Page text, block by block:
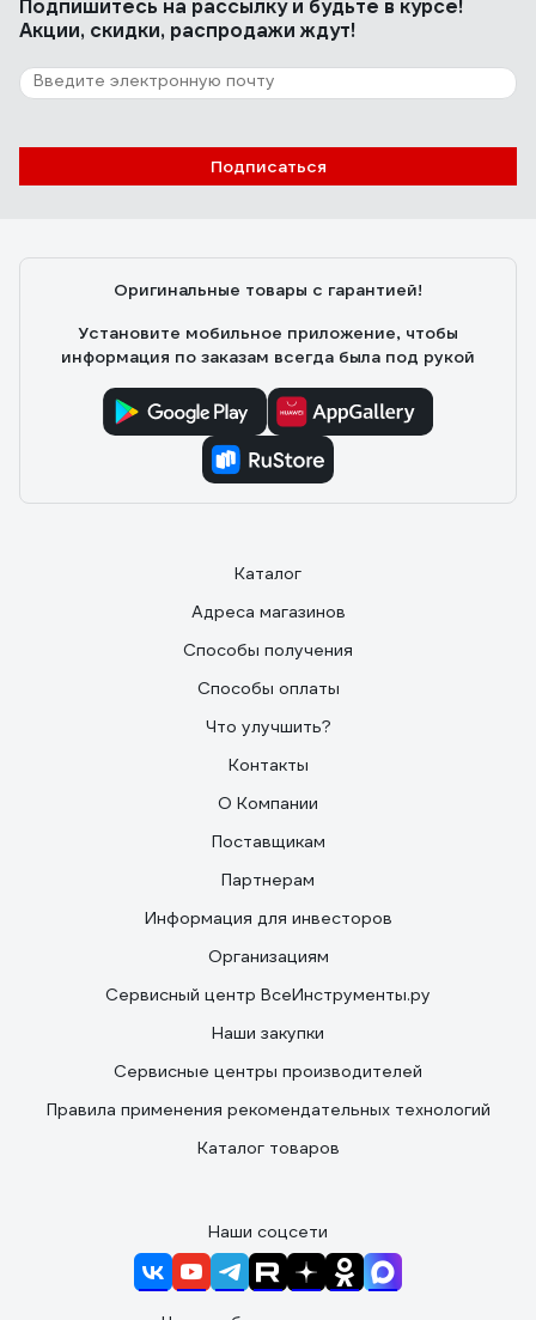
Подпишитесь на рассылкуи будьте в курсе!
Акции, скидки, распродажи ждут!
Подписаться
Оригинальные товары с гарантией!
Установите мобильное приложение, чтобы
информация по заказам всегда была под рукой
Каталог
Адреса магазинов
Способы получения
Способы оплаты
Что улучшить?
Контакты
О Компании
Поставщикам
Партнерам
Информация для инвесторов
Организациям
Сервисный центр ВсеИнструменты.ру
Наши закупки
Сервисные центры производителей
Правила применения рекомендательных технологий
Каталог товаров
Наши соцсети